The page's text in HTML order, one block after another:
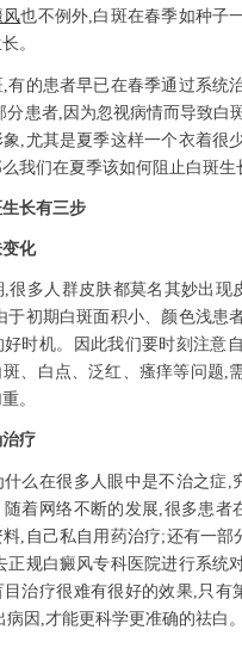
风也不例外,白斑在春季如种子
。
的患者早已在春季通过系统
分患者,因为忽视病情而导致白
,尤其是夏季这样一个衣着很
我们在夏季该如何阻止白斑生
长有三步
化
多人群皮肤都莫名其妙出现
于初期白斑面积小、颜色浅患
时机。因此我们要时刻注意
、白点、泛红、瘙痒等问题,
。
疗
在很多人眼中是不治之症,
着网络不断的发展,很多患者
,自己私自用药治疗;还有一部
正规白癜风专科医院进行系统
目治疗很难有很好的效果,只有
病因,才能更科学更准确的祛白。